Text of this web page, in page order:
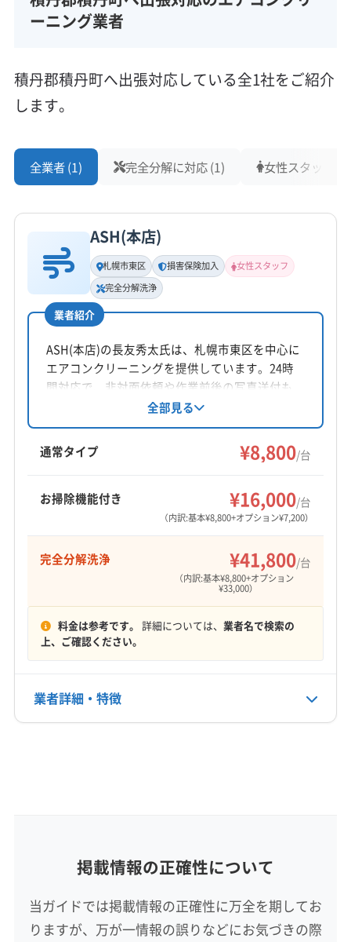
ーニング業者
積丹郡積丹町へ出張対応している全1社をご紹介
します。
全業者 (1) 完全分解に対応 (1) 女性スタッフ在
ASH(本店)
札幌市東区 損害保険加入
女性スタッフ
完全分解洗浄
業者紹介
ASH(本店)の長友秀太氏は、札幌市東区を中心に
エアコンクリーニングを提供しています。24時
間対応で、非対面依頼や作業前後の写真送付も
可能。基本料金8,800円からで複数台割引があり
ます。オプションで完全分解洗浄や抗菌コート
も。損害保険加入済みで、暮らしの「あと少し」
の手助けをモットーに、丁寧なサービスを心が
全部見る
通常タイプ ¥8,800/台
お掃除機能付き ¥16,000/台
（内訳:基本¥8,800+オプション¥7,200）
完全分解洗浄 ¥41,800/台
（内訳:基本¥8,800+オプション
¥33,000）
料金は参考です。 詳細については、 業者名で検索の
上、ご確認ください。
業者詳細・特徴
北海道札幌市東区
対応地域
積丹郡積丹町 恵庭市 江別市
札幌市厚別区
掲載情報の正確性について
当ガイドでは掲載情報の正確性に万全を期してお
りますが、万が一情報の誤りなどにお気づきの際